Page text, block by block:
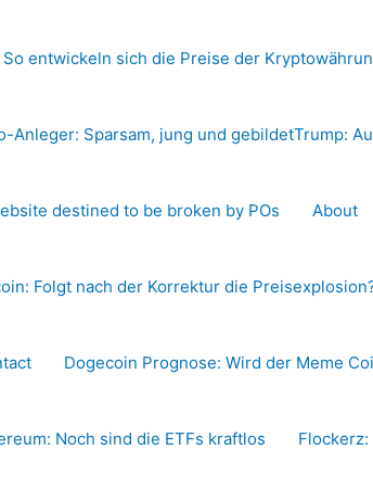
So entwickeln sich die Preise der
Anleger: Sparsam, jung und gebildetTrump:
destined to be broken by POs About
Folgt nach der Korrektur die
Dogecoin Prognose: Wird der Meme
Noch sind die ETFs kraftlos